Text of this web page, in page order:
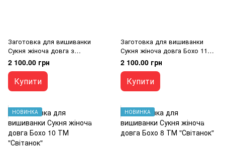
Заготовка для вишиванки
Сукня жіноча довга з
ластівками та колосками
пшениці Бохо 12 ТМ
"Світанок"
2 100.00 грн
Купити
Заготовка для вишиванки
Сукня жіноча довга Бохо 11
ТМ "Світанок"
2 100.00 грн
Купити
НОВИНКА НОВИНКА